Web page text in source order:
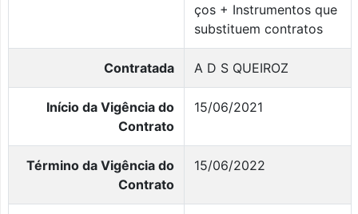
ços + Instrumentos que
substituem contratos
Contratada A D S QUEIROZ
Início da Vigência do
Contrato
15/06/2021
Término da Vigência do
Contrato
15/06/2022